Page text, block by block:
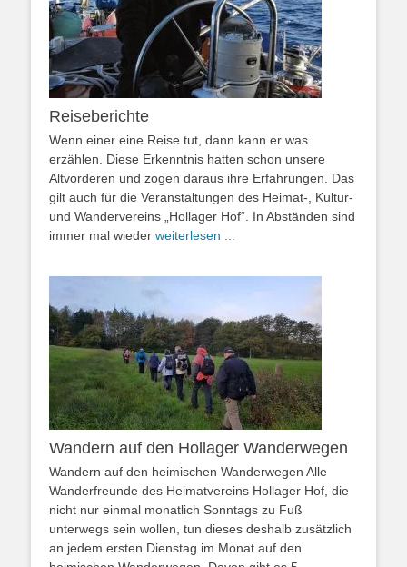
Reiseberichte
Wenn einer eine Reise tut, dann kann er was
erzählen. Diese Erkenntnis hatten schon unsere
Altvorderen und zogen daraus ihre Erfahrungen. Das
gilt auch für die Veranstaltungen des Heimat-, Kultur-
und Wandervereins „Hollager Hof“. In Abständen sind
immer mal wieder weiterlesen ...
Wandern auf den Hollager Wanderwegen
Wandern auf den heimischen Wanderwegen Alle
Wanderfreunde des Heimatvereins Hollager Hof, die
nicht nur einmal monatlich Sonntags zu Fuß
unterwegs sein wollen, tun dieses deshalb zusätzlich
an jedem ersten Dienstag im Monat auf den